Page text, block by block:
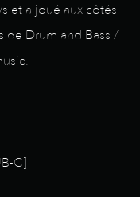
et a joué aux côtés
de Drum and Bass /
C]